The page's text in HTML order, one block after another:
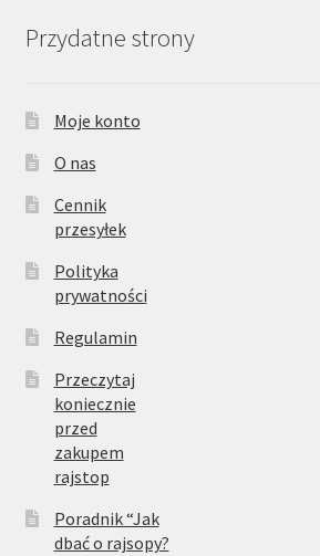
Przydatne strony
Moje konto
O nas
Cennik
przesyłek
Polityka
prywatności
Regulamin
Przeczytaj
koniecznie
przed
zakupem
rajstop
Poradnik “Jak
dbać o rajsopy?